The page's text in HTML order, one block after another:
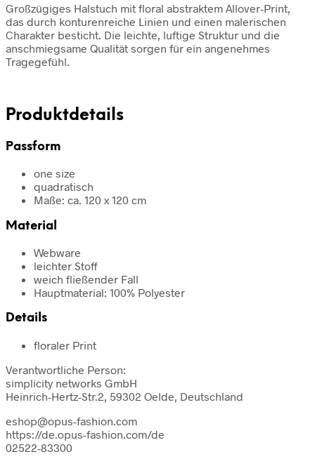
Großzügiges Halstuch mit floral abstraktem Allover-Print,
das durch konturenreiche Linien und einen malerischen
Charakter besticht. Die leichte, luftige Struktur und die
anschmiegsame Qualität sorgen für ein angenehmes
Tragegefühl.
Produktdetails
Passform
one size
quadratisch
Maße: ca. 120 x 120 cm
Material
Webware
leichter Stoff
weich fließender Fall
Hauptmaterial: 100% Polyester
Details
floraler Print
Verantwortliche Person:
simplicity networks GmbH
Heinrich-Hertz-Str.2, 59302 Oelde, Deutschland
eshop@opus-fashion.com
https://de.opus-fashion.com/de
02522-83300